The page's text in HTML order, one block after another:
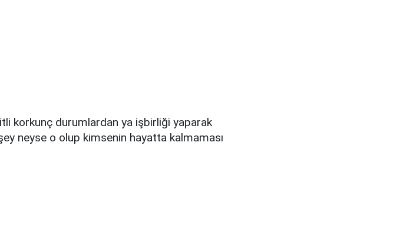
korkunç durumlardan ya işbirliği yaparak
neyse o olup kimsenin hayatta kalmaması